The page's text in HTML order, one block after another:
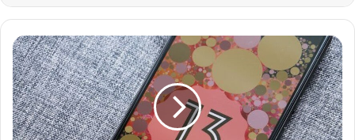
گ
و
ش
ی‌
ه
ا